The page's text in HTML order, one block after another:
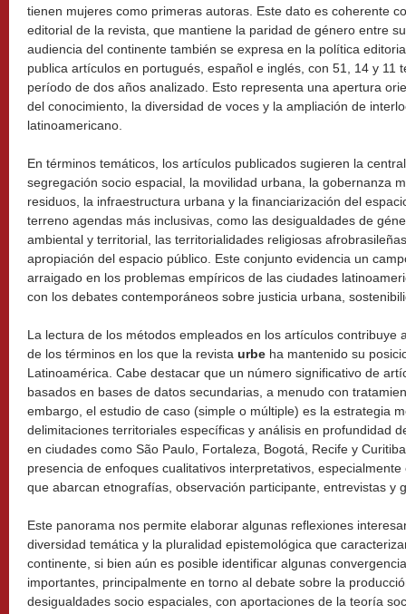
tienen mujeres como primeras autoras. Este dato es coherente
editorial de la revista, que mantiene la paridad de género entre
audiencia del continente también se expresa en la política
publica artículos en portugués, español e inglés, con 51, 14 y 11
período de dos años analizado. Esto representa una apertura
del conocimiento, la diversidad de voces y la ampliación de
latinoamericano.
En términos temáticos, los artículos publicados sugieren la
segregación socio espacial, la movilidad urbana, la gobernanza
residuos, la infraestructura urbana y la financiarización del
terreno agendas más inclusivas, como las desigualdades de
ambiental y territorial, las territorialidades religiosas
apropiación del espacio público. Este conjunto evidencia un
arraigado en los problemas empíricos de las ciudades
con los debates contemporáneos sobre justicia urbana,
La lectura de los métodos empleados en los artículos contribuye
de los términos en los que la revista urbe ha mantenido su
Latinoamérica. Cabe destacar que un número significativo de
basados ​​en bases de datos secundarias, a menudo con
embargo, el estudio de caso (simple o múltiple) es la estrategia
delimitaciones territoriales específicas y análisis en profundidad
en ciudades como São Paulo, Fortaleza, Bogotá, Recife y
presencia de enfoques cualitativos interpretativos,
que abarcan etnografías, observación participante, entrevistas y
Este panorama nos permite elaborar algunas reflexiones
diversidad temática y la pluralidad epistemológica que
continente, si bien aún es posible identificar algunas
importantes, principalmente en torno al debate sobre la
desigualdades socio espaciales, con aportaciones de la teoría